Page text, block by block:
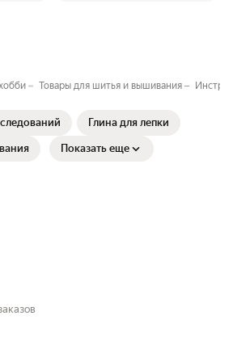
Товары для шитья и вышивания
Глина для лепки
Показать еще